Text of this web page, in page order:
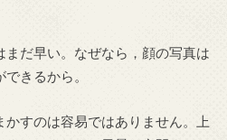
だ早い。なぜなら，顔の写真は
きるから。
すのは容易ではありません。上